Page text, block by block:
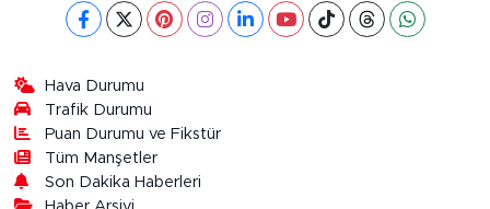
Hava Durumu
Trafik Durumu
Puan Durumu ve Fikstür
Tüm Manşetler
Son Dakika Haberleri